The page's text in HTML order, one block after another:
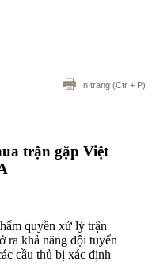
In trang (Ctr + P)
trận gặp Việt
quyền xử lý trận
ra khả năng đội tuyển
cầu thủ bị xác định